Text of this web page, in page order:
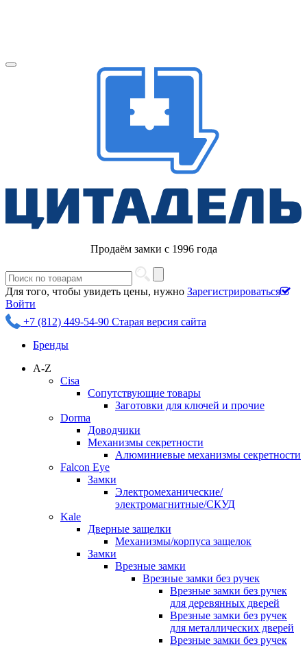
Продаём замки с 1996 года
Для того, чтобы увидеть цены, нужно Зарегистрироваться
Войти
+7 (812) 449-54-90 Старая версия сайта
Бренды
A-Z
Cisa
Сопутствующие товары
Заготовки для ключей и прочие
Dorma
Доводчики
Механизмы секретности
Алюминиевые механизмы секретности
Falcon Eye
Замки
Электромеханические/
электромагнитные/СКУД
Kale
Дверные защелки
Механизмы/корпуса защелок
Замки
Врезные замки
Врезные замки без ручек
Врезные замки без ручек
для деревянных дверей
Врезные замки без ручек
для металлических дверей
Врезные замки без ручек